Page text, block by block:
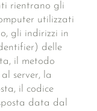
rientrano gli
utilizzati
gli indirizzi in
delle
il metodo
server, la
il codice
data dal